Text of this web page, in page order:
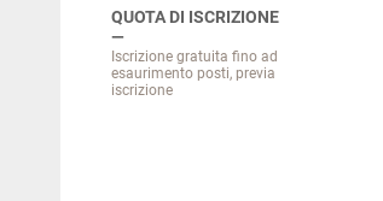
QUOTA DI ISCRIZIONE
Iscrizione gratuita fino ad
esaurimento posti, previa
iscrizione